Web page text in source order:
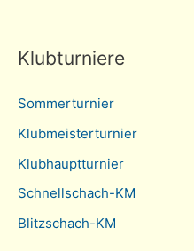
Klubturniere
Sommerturnier
Klubmeisterturnier
Klubhauptturnier
Schnellschach-KM
Blitzschach-KM